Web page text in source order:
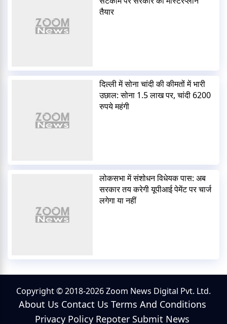
तैयार
दिल्ली में सोना चांदी की कीमतों में भारी
उछाल: सोना 1.5 लाख पर, चांदी 6200
रुपये महंगी
लोकसभा में संशोधन विधेयक पास: अब
सरकार तय करेगी यूपीआई पेमेंट पर चार्ज
लगेगा या नहीं
Copyright © 2018-2026 Zoom News Digital Pvt. Ltd.
About Us Contact Us Terms And Conditions
Privacy Policy Repoter Submit News